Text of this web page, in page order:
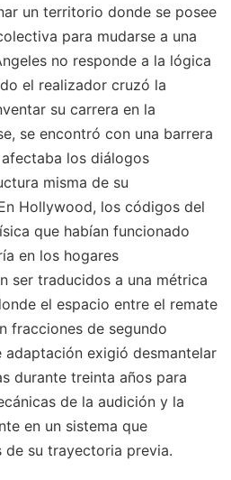
un territorio donde se posee
para mudarse a una
no responde a la lógica
el realizador cruzó la
su carrera en la
se encontró con una barrera
los diálogos
misma de su
Hollywood, los códigos del
que habían funcionado
en los hogares
ser traducidos a una métrica
el espacio entre el remate
fracciones de segundo
exigió desmantelar
durante treinta años para
de la audición y la
en un sistema que
su trayectoria previa.